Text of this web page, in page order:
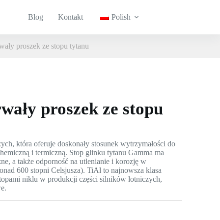
Blog Kontakt Polish
proszek ze stopu tytanu
proszek ze stopu
która oferuje doskonały stosunek wytrzymałości do
i termiczną. Stop glinku tytanu Gamma ma
a także odporność na utlenianie i korozję w
600 stopni Celsjusza). TiAl to najnowsza klasa
niklu w produkcji części silników lotniczych,